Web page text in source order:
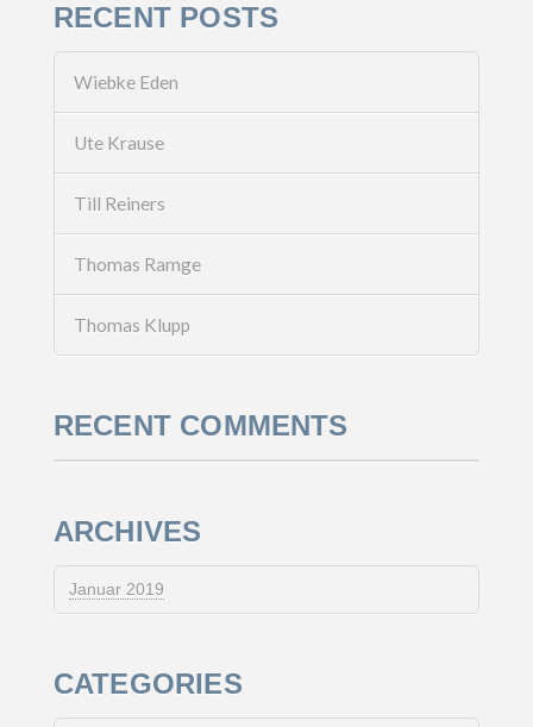
RECENT POSTS
Wiebke Eden
Ute Krause
Till Reiners
Thomas Ramge
Thomas Klupp
RECENT COMMENTS
ARCHIVES
Januar 2019
CATEGORIES